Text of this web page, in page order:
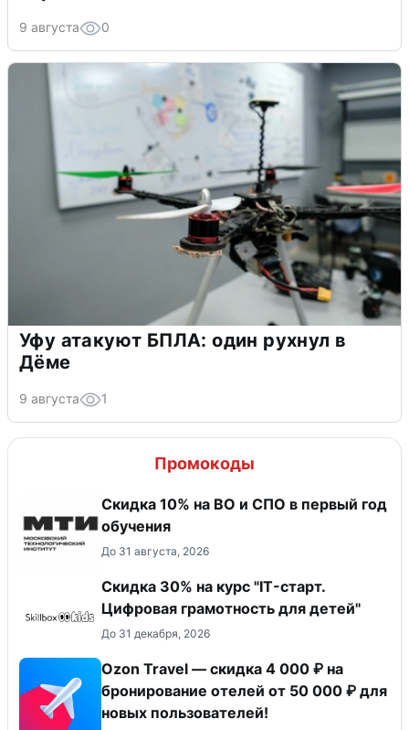
9 августа 0
Уфу атакуют БПЛА: один рухнул в
Дёме
9 августа 1
Промокоды
Скидка 10% на ВО и СПО в первый год
обучения
До 31 августа, 2026
Скидка 30% на курс "IT-старт.
Цифровая грамотность для детей"
До 31 декабря, 2026
Ozon Travel — скидка 4 000 ₽ на
бронирование отелей от 50 000 ₽ для
новых пользователей!